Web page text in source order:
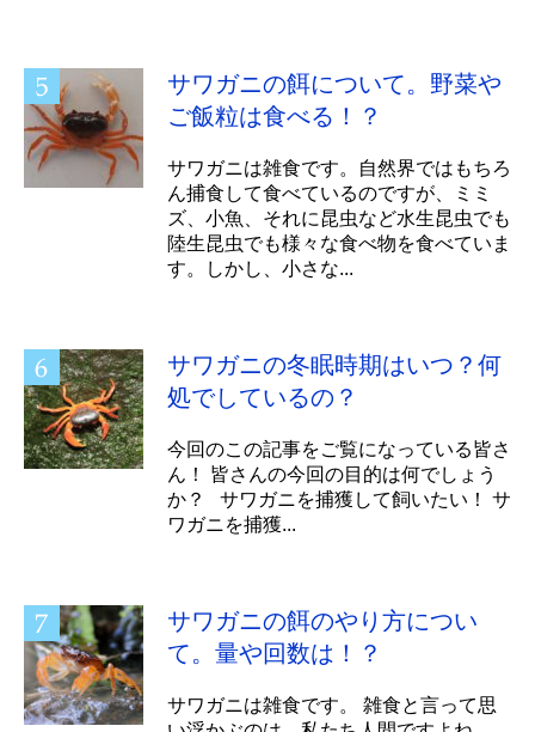
サワガニの餌について。野菜や
ご飯粒は食べる！？
サワガニは雑食です。自然界ではもちろ
ん捕食して食べているのですが、ミミ
ズ、小魚、それに昆虫など水生昆虫でも
陸生昆虫でも様々な食べ物を食べていま
す。しかし、小さな...
サワガニの冬眠時期はいつ？何
処でしているの？
今回のこの記事をご覧になっている皆さ
ん！ 皆さんの今回の目的は何でしょう
か？ サワガニを捕獲して飼いたい！ サ
ワガニを捕獲...
サワガニの餌のやり方につい
て。量や回数は！？
サワガニは雑食です。 雑食と言って思